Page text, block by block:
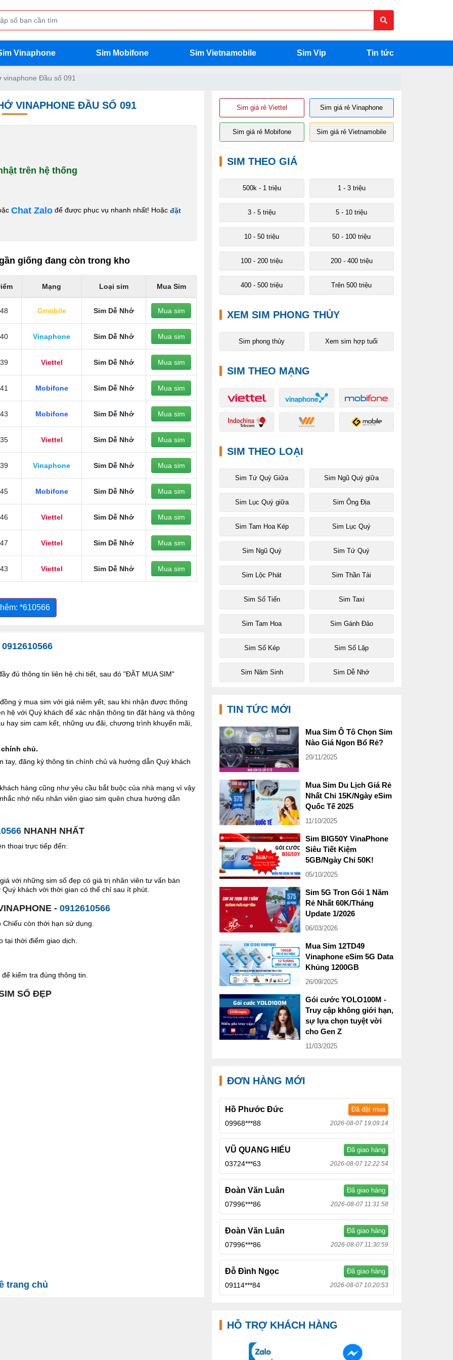
Vinaphone Sim Mobifone Sim Vietnamobile Sim Vip Tin tức
vinaphone Đầu số 091
VINAPHONE ĐẦU SỐ 091
trên hệ thống
Chat Zalo để được phục vụ nhanh nhất! Hoặc đặt
giống đang còn trong kho
Mạng Loại sim Mua Sim
48 Gmobile Sim Dễ Nhớ Mua sim
40 Vinaphone Sim Dễ Nhớ Mua sim
39 Viettel Sim Dễ Nhớ Mua sim
41 Mobifone Sim Dễ Nhớ Mua sim
43 Mobifone Sim Dễ Nhớ Mua sim
35 Viettel Sim Dễ Nhớ Mua sim
39 Vinaphone Sim Dễ Nhớ Mua sim
45 Mobifone Sim Dễ Nhớ Mua sim
46 Viettel Sim Dễ Nhớ Mua sim
47 Viettel Sim Dễ Nhớ Mua sim
43 Viettel Sim Dễ Nhớ Mua sim
*610566
0912610566
đủ thông tin liên hệ chi tiết, sau đó "ĐẶT MUA SIM"
ý mua sim với giá niêm yết, sau khi nhận được thông
hệ với Quý khách để xác nhận thông tin đặt hàng và thông
hay sim cam kết, những ưu đãi, chương trình khuyến mãi,
chủ.
tay, đăng ký thông tin chính chủ và hướng dẫn Quý khách
hàng cũng như yêu cầu bắt buộc của nhà mạng vì vậy
nhở nếu nhân viên giao sim quên chưa hướng dẫn
NHANH NHẤT
thoại trực tiếp đến:
với những sim số đẹp có giá trị nhân viên tư vấn bán
khách với thời gian có thể chỉ sau ít phút.
- 0912610566
còn thời hạn sử dụng.
tại thời điểm giao dịch.
kiểm tra đúng thông tin.
SỐ ĐẸP
trang chủ
Sim giá rẻ Viettel Sim giá rẻ Vinaphone
Sim giá rẻ Mobifone Sim giá rẻ Vietnamobile
SIM THEO GIÁ
500k - 1 triệu 1 - 3 triệu
3 - 5 triệu 5 - 10 triệu
10 - 50 triệu 50 - 100 triệu
100 - 200 triệu 200 - 400 triệu
400 - 500 triệu Trên 500 triệu
XEM SIM PHONG THỦY
Sim phong thủy Xem sim hợp tuổi
SIM THEO MẠNG
SIM THEO LOẠI
Sim Tứ Quý Giữa Sim Ngũ Quý giữa
Sim Lục Quý giữa Sim Ông Địa
Sim Tam Hoa Kép Sim Lục Quý
Sim Ngũ Quý Sim Tứ Quý
Sim Lộc Phát Sim Thần Tài
Sim Số Tiến Sim Taxi
Sim Tam Hoa Sim Gánh Đảo
Sim Số Kép Sim Số Lặp
Sim Năm Sinh Sim Dễ Nhớ
TIN TỨC MỚI
Mua Sim Ô Tô Chọn Sim
Nào Giá Ngon Bổ Rẻ?
20/11/2025
Mua Sim Du Lịch Giá Rẻ
Nhất Chỉ 15K/Ngày eSim
Quốc Tế 2025
11/10/2025
Sim BIG50Y VinaPhone
Siêu Tiết Kiệm
5GB/Ngày Chỉ 50K!
05/10/2025
Sim 5G Tron Gói 1 Năm
Rẻ Nhất 60K/Tháng
Update 1/2026
06/03/2026
Mua Sim 12TD49
Vinaphone eSim 5G Data
Khủng 1200GB
26/09/2025
Gói cước YOLO100M -
Truy cập không giới hạn,
sự lựa chọn tuyệt vời
cho Gen Z
11/03/2025
ĐƠN HÀNG MỚI
Hồ Phước Đức Đã đặt mua
09968***88 2026-08-07 19:09:14
VŨ QUANG HIẾU Đã giao hàng
03724***63 2026-08-07 12:22:54
Đoàn Văn Luân Đã giao hàng
07996***86 2026-08-07 11:31:58
Đoàn Văn Luân Đã giao hàng
07996***86 2026-08-07 11:30:59
Đỗ Đình Ngọc Đã giao hàng
09114***84 2026-08-07 10:20:53
HỖ TRỢ KHÁCH HÀNG